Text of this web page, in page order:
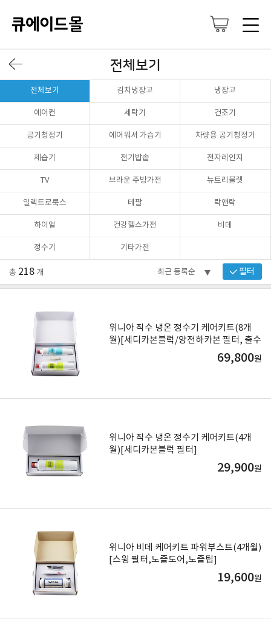
전체보기
전체보기 김치냉장고 냉장고
에어컨 세탁기 건조기
공기청정기 에어워셔 가습기 차량용 공기청정기
제습기 전기밥솥 전자레인지
TV 브라운 주방가전 뉴트리불렛
일렉트로룩스 테팔 락앤락
하이얼 건강헬스가전 비데
정수기 기타가전
총 218 개 필터
위니아 직수 냉온 정수기 케어키트(8개
월)[세디카본블럭/양전하카본 필터, 출수
69,800원
위니아 직수 냉온 정수기 케어키트(4개
월)[세디카본블럭 필터]
29,900원
위니아 비데 케어키트 파워부스트(4개월)
[스윙 필터,노즐도어,노즐팁]
19,600원